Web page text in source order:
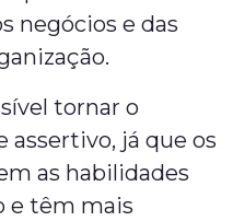
negócios e das
tornar o
assertivo, já que os
as habilidades
e têm mais